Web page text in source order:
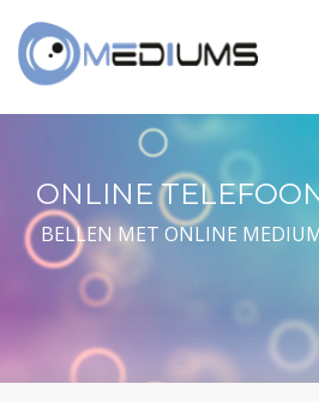
ONLINE
BELLEN MET ONLINE